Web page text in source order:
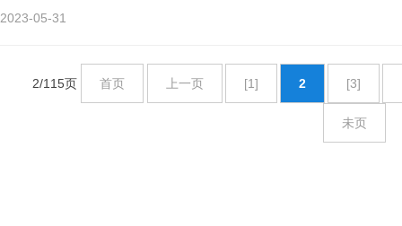
2023-05-31
2/115页 首页 上一页 [1] 2 [3]
未页